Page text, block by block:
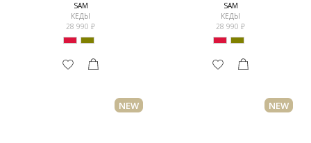
SAM
КЕДЫ
28 990
SAM
КЕДЫ
28 990
NEW NEW